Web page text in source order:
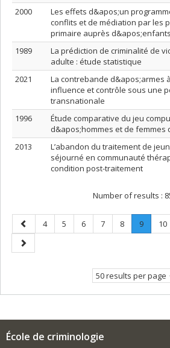
2000
Les effets d&apos;un
conflits et de médiation par les
primaire auprès
1989
La prédiction de criminalité de
adulte : étude statistique
2021
La contrebande d&apos;armes
influence et contrôle sous une
transnationale
1996
Étude comparative du jeu
d&apos;hommes et de femmes
2013
L’abandon du traitement de
séjourné en communauté
condition post-traitement
Number of results :
Previous
page
Page
4 Page
5 Page
6 Page
7 Page
8 Page
9.
Current
10
Next
page
50 results per page
École de criminologie